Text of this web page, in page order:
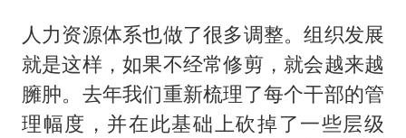
人力资源体系也做了很多调整。组织发展
就是这样，如果不经常修剪，就会越来越
臃肿。去年我们重新梳理了每个干部的管
理幅度，并在此基础上砍掉了一些层级